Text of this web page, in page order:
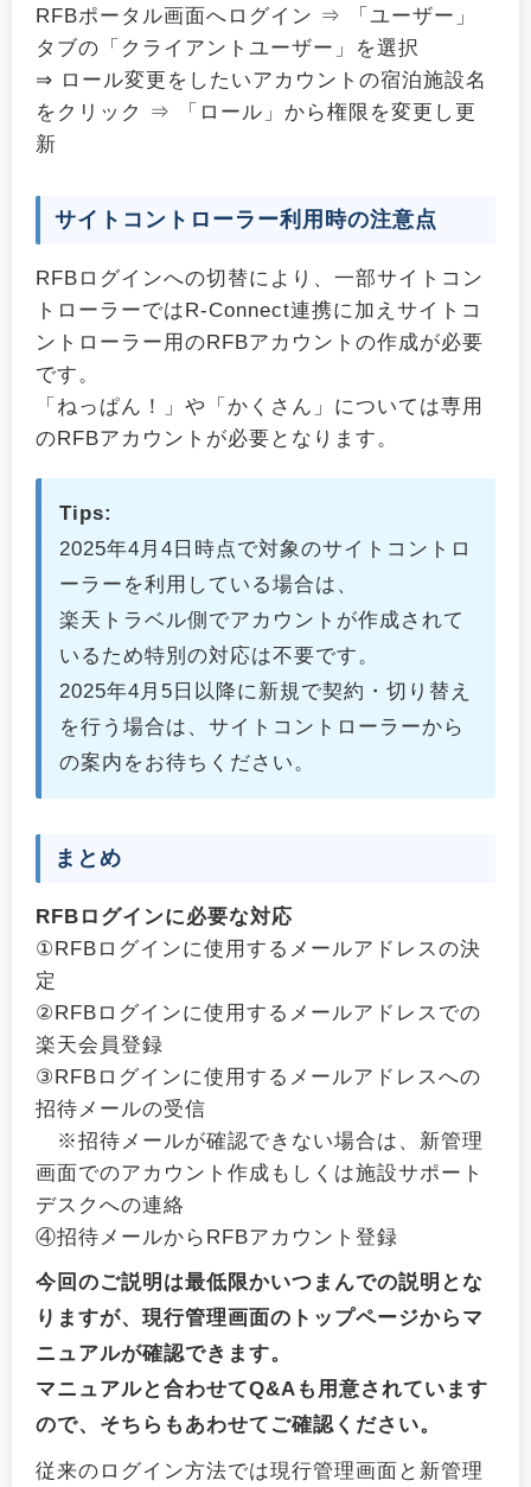
RFBポータル画面へログイン ⇒ 「ユーザー」
タブの「クライアントユーザー」を選択
⇒ ロール変更をしたいアカウントの宿泊施設名
をクリック ⇒ 「ロール」から権限を変更し更
新
サイトコントローラー利用時の注意点
RFBログインへの切替により、一部サイトコン
トローラーではR-Connect連携に加えサイトコ
ントローラー用のRFBアカウントの作成が必要
です。
「ねっぱん！」や「かくさん」については専用
のRFBアカウントが必要となります。
Tips:
2025年4月4日時点で対象のサイトコントロ
ーラーを利用している場合は、
楽天トラベル側でアカウントが作成されて
いるため特別の対応は不要です。
2025年4月5日以降に新規で契約・切り替え
を行う場合は、サイトコントローラーから
の案内をお待ちください。
まとめ
RFBログインに必要な対応
①RFBログインに使用するメールアドレスの決
定
②RFBログインに使用するメールアドレスでの
楽天会員登録
③RFBログインに使用するメールアドレスへの
招待メールの受信
※招待メールが確認できない場合は、新管理
画面でのアカウント作成もしくは施設サポート
デスクへの連絡
④招待メールからRFBアカウント登録
今回のご説明は最低限かいつまんでの説明とな
りますが、現行管理画面のトップページからマ
ニュアルが確認できます。
マニュアルと合わせてQ&Aも用意されています
ので、そちらもあわせてご確認ください。
従来のログイン方法では現行管理画面と新管理